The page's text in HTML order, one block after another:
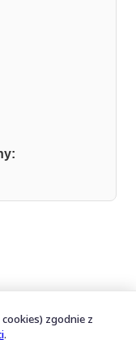
zgodnie z
.